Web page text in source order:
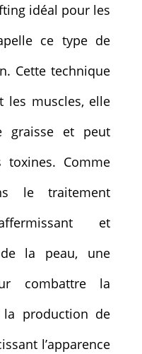
idéal pour les
ce type de
Cette technique
les muscles, elle
graisse et peut
toxines. Comme
le traitement
et
de la peau, une
combattre la
production de
l’apparence